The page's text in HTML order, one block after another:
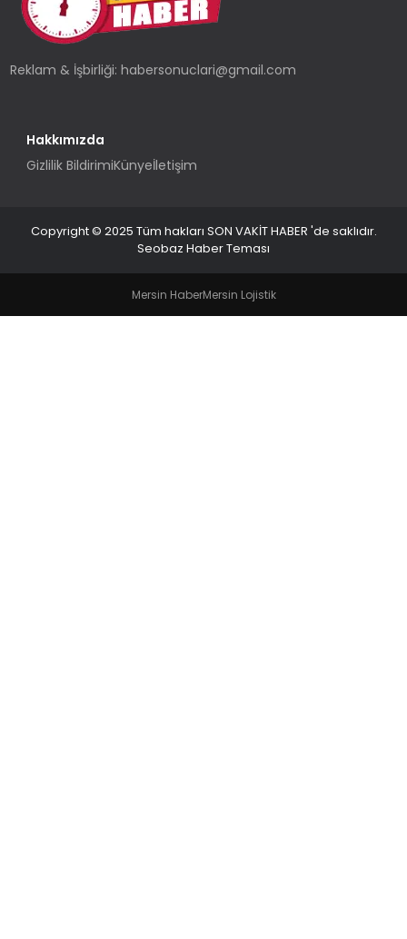
Reklam & İşbirliği:habersonuclari@gmail.com
Hakkımızda
Gizlilik BildirimiKünyeİletişim
Copyright © 2025 Tüm hakları SON VAKİT HABER 'de saklıdır.
Seobaz Haber Teması
Mersin HaberMersin Lojistik